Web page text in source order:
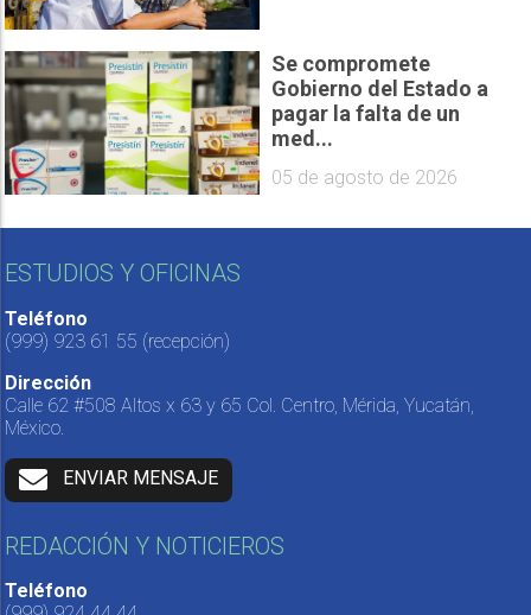
Se compromete
Gobierno del Estado a
pagar la falta de un
med...
05 de agosto de 2026
ESTUDIOS Y OFICINAS
Teléfono
(999) 923 61 55 (recepción)
Dirección
Calle 62 #508 Altos x 63 y 65 Col. Centro, Mérida, Yucatán,
México.
ENVIAR MENSAJE
REDACCIÓN Y NOTICIEROS
Teléfono